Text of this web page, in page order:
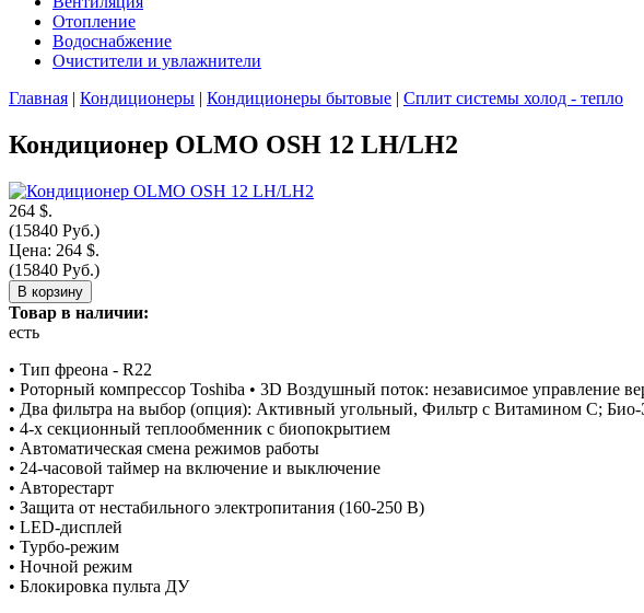
Отопление
Водоснабжение
Очистители и увлажнители
Главная | Кондиционеры | Кондиционеры бытовые | Сплит системы холод - тепло
Кондиционер OLMO OSH 12 LH/LH2
264 $.
(15840 Руб.)
Цена: 264 $.
(15840 Руб.)
Товар в наличии:
есть
• Тип фреона - R22
• Роторный компрессор Toshiba • 3D Воздушный поток: независимое управление
• Два фильтра на выбор (опция): Активный угольный, Фильтр с Витамином С;
• 4-х секционный теплообменник с биопокрытием
• Автоматическая смена режимов работы
• 24-часовой таймер на включение и выключение
• Авторестарт
• Защита от нестабильного электропитания (160-250 В)
• LED-дисплей
• Турбо-режим
• Ночной режим
• Блокировка пульта ДУ